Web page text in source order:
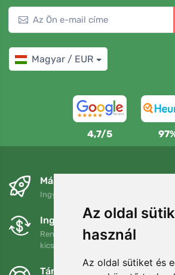
Az oldal
használ
Az oldal sütiket és
Magyar / EUR
4,7/5
Másnapra és ingyenesen
Ingyenes szállítás a következő összeg
Ingyenes csere és
Rendelését 90 napon belül bármikor
kicserélheti.
Támogatjuk a Trees.org-ot